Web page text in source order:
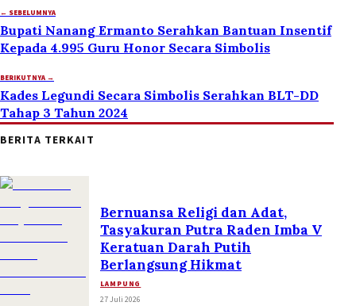
← SEBELUMNYA
Bupati Nanang Ermanto Serahkan Bantuan Insentif
Kepada 4.995 Guru Honor Secara Simbolis
BERIKUTNYA →
Kades Legundi Secara Simbolis Serahkan BLT-DD
Tahap 3 Tahun 2024
BERITA TERKAIT
Bernuansa Religi dan Adat,
Tasyakuran Putra Raden Imba V
Keratuan Darah Putih
Berlangsung Hikmat
LAMPUNG
27 Juli 2026